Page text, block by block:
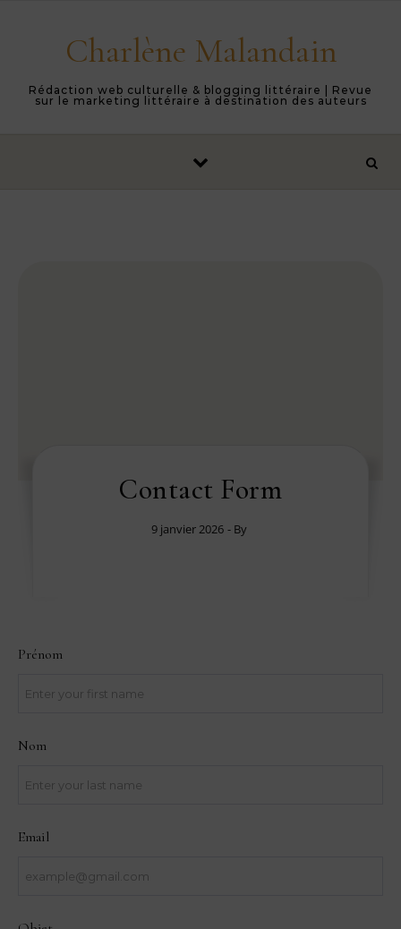
Charlène Malandain
Rédaction web culturelle & blogging littéraire | Revue
sur le marketing littéraire à destination des auteurs
Contact Form
9 janvier 2026 - By
Prénom
Nom
Email